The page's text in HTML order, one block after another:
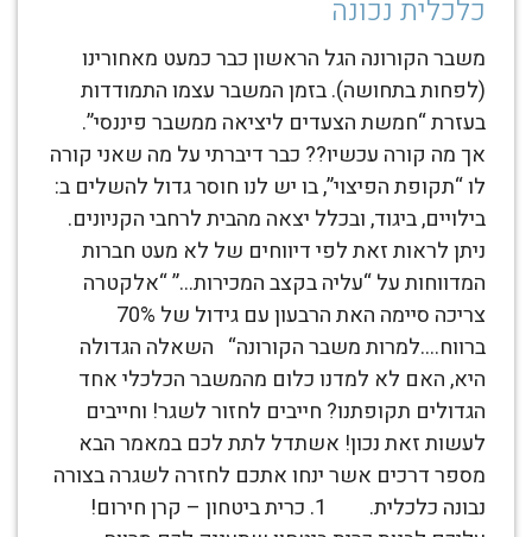
כלכלית נכונה
משבר הקורונה הגל הראשון כבר כמעט מאחורינו
(לפחות בתחושה). בזמן המשבר עצמו התמודדות
בעזרת “חמשת הצעדים ליציאה ממשבר פיננסי”.
אך מה קורה עכשיו?? כבר דיברתי על מה שאני קורה
לו “תקופת הפיצוי”, בו יש לנו חוסר גדול להשלים ב:
בילויים, ביגוד, ובכלל יצאה מהבית לרחבי הקניונים.
ניתן לראות זאת לפי דיווחים של לא מעט חברות
המדווחות על “עליה בקצב המכירות…” “אלקטרה
צריכה סיימה האת הרבעון עם גידול של 70%
ברווח….למרות משבר הקורונה“ השאלה הגדולה
היא, האם לא למדנו כלום מהמשבר הכלכלי אחד
הגדולים תקופתנו? חייבים לחזור לשגר! וחייבים
לעשות זאת נכון! אשתדל לתת לכם במאמר הבא
מספר דרכים אשר ינחו אתכם לחזרה לשגרה בצורה
נבונה כלכלית. 1. כרית ביטחון – קרן חירום!